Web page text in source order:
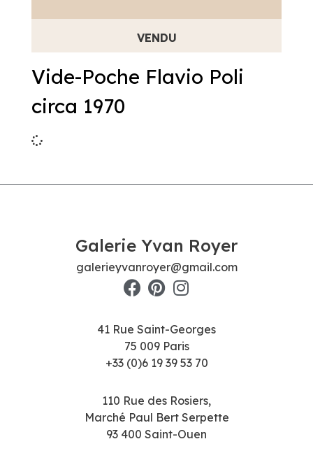
Vide-Poche Flavio Poli
circa 1970
Galerie Yvan Royer
galerieyvanroyer@gmail.com
41 Rue Saint-Georges
75 009 Paris
+33 (0)6 19 39 53 70
110 Rue des Rosiers,
Marché Paul Bert Serpette
93 400 Saint-Ouen